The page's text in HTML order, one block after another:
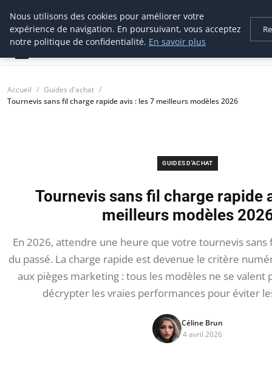
tournevis
malin
Accueil
Guides d'achat
Tournevis sans fil charge rapide avis : les 7 meilleurs modèles 2026
GUIDES D'ACHAT
Tournevis sans fil charge rapide
meilleurs modèles
En 2026, attendre une heure que votre tournevis sans
du passé. La charge rapide est devenue le critère
aux pièges marketing : tous les modèles ne se valent
décrypter les vraies performances pour éviter
Céline Brun
4 avril 2026
Nous utilisons des cookies pour améliorer votre
expérience de navigation. En poursuivant, vous acceptez
notre politique de confidentialité. En savoir plus